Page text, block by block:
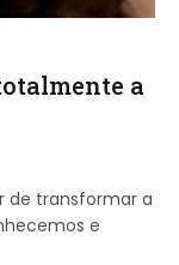
a
de transformar a
e